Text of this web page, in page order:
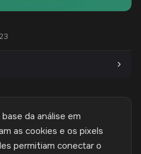
da análise em
as cookies e os pixels
permitiam conectar o